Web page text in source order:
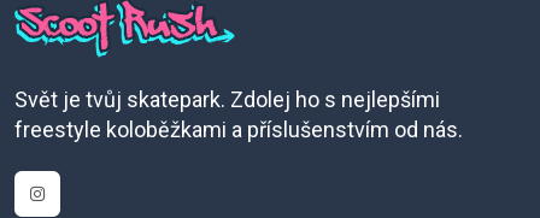
Svět je tvůj skatepark. Zdolej ho s nejlepšími
freestyle koloběžkami a příslušenstvím od nás.